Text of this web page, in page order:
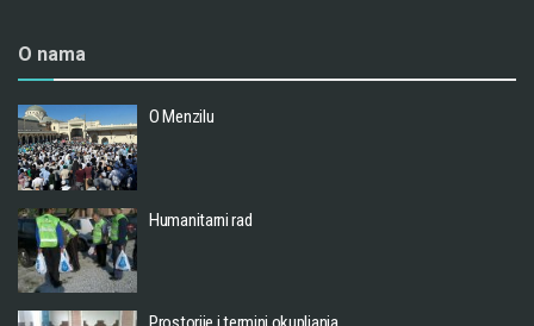
O nama
O Menzilu
Humanitarni rad